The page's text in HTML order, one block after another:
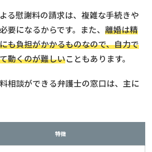
国際離婚
DV
その他の男女問題
る慰謝料の請求は、複雑な手続きや
要になるからです。また、 離婚は精
も負担がかかるものなので、自力で
動くのが難しいこともあります。
相談ができる弁護士の窓口は、主に
特徴